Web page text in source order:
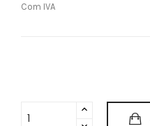
Com IVA